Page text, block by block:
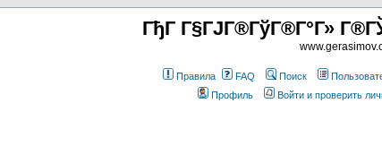
ГђГ Г§ГЈГ®ГўГ®Г°Г»
Правила FAQ Поиск
Профиль
Войти и проверить